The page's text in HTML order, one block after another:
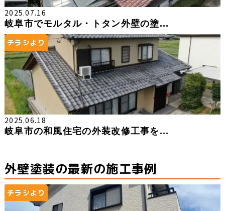
2025.07.16
岐阜市でモルタル・トタン外壁の塗...
チラシより
2025.06.18
岐阜市の和風住宅の外装改修工事を...
外壁塗装の最新の施工事例
チラシより